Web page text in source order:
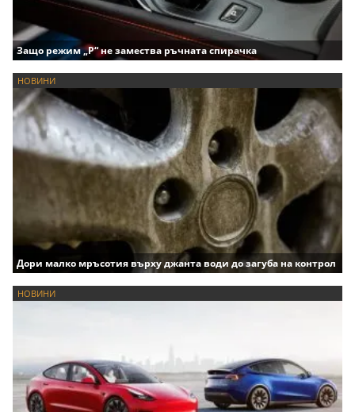
Защо режим „P“ не замества ръчната спирачка
НОВИНИ
Дори малко мръсотия върху джанта води до загуба на контрол
НОВИНИ